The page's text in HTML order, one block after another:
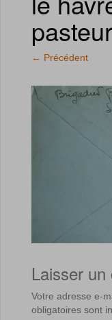
← Précédent
Laisser
Votre adresse e-
obligatoires sont